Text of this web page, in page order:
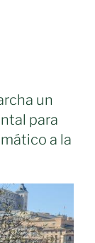
un
para
a la